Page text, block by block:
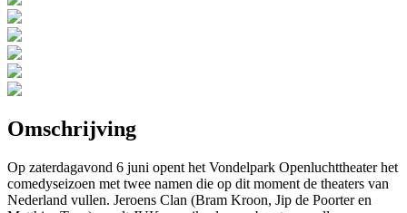
Omschrijving
Op zaterdagavond 6 juni opent het Vondelpark Openluchttheater het
comedyseizoen met twee namen die op dit moment de theaters van
Nederland vullen. Jeroens Clan (Bram Kroon, Jip de Poorter en